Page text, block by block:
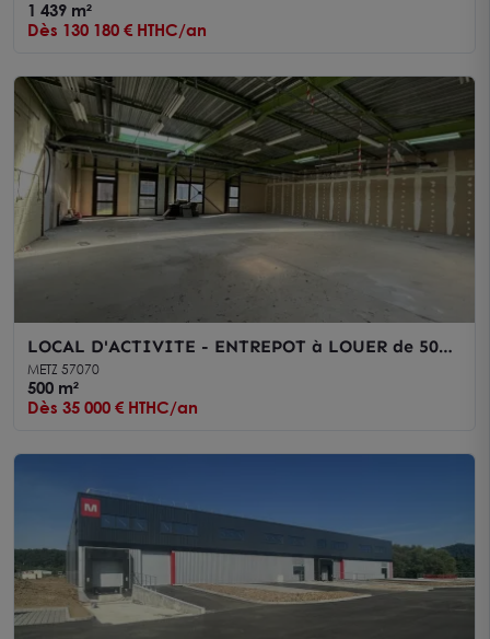
1 439 m²
Dès 130 180 € HTHC/an
LOCAL D'ACTIVITE - ENTREPOT à LOUER de 500
m²
METZ 57070
500 m²
Dès 35 000 € HTHC/an